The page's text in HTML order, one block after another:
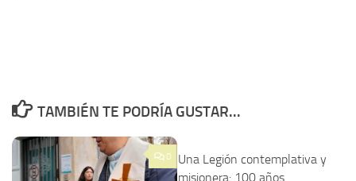
TAMBIÉN TE PODRÍA GUSTAR...
0
Una Legión contemplativa y
misionera: 100 años